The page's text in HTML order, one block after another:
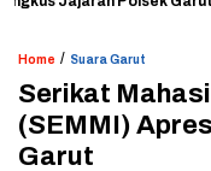
Home / Suara Garut
Serikat
(SEMMI)
Garut